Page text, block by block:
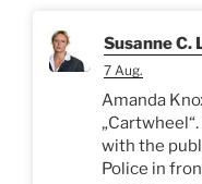
Susanne
7 Aug.
Amanda
with the
Police in